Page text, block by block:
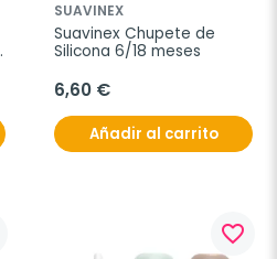
SUAVINEX
Suavinex Chupete de
Silicona 6/18 meses
6,60 €
Añadir al carrito
favorite_border